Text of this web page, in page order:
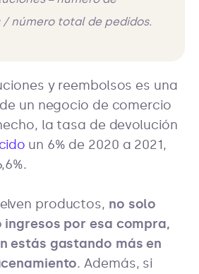
número total de pedidos.
y reembolsos es una
un negocio de comercio
la tasa de devolución
un 6% de 2020 a 2021,
productos, no solo
por esa compra,
estás gastando más en
. Además, si